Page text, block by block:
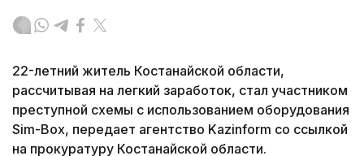
22-летний житель Костанайской области,
рассчитывая на легкий заработок, стал участником
преступной схемы с использованием оборудования
Sim-Box, передает агентство Kazinform со ссылкой
на прокуратуру Костанайской области.